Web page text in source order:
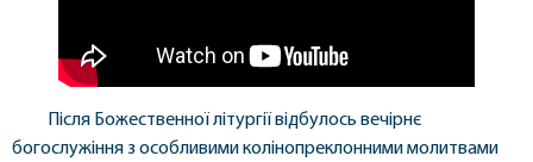
Після Божественної літургії відбулось вечірнє
богослужіння з особливими колінопреклонними молитвами